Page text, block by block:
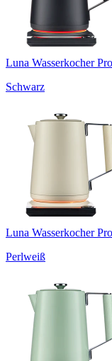
Luna Wasserkocher Pro
Schwarz
Luna Wasserkocher Pro
Perlweiß